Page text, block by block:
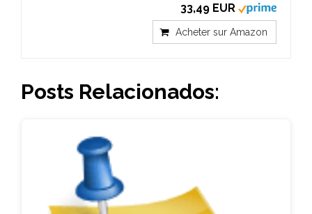
33,49 EUR
Acheter sur Amazon
Posts Relacionados: